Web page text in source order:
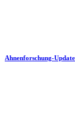
Ahnenforschung-